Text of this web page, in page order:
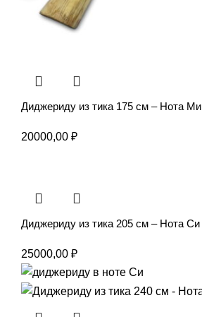
Диджериду из тика 175 см – Нота Ми
20000,00 ₽
Диджериду из тика 205 см – Нота Си
25000,00 ₽